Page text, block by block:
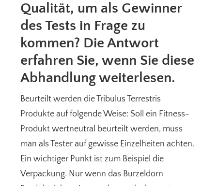
Qualität, um als Gewinner
des Tests in Frage zu
kommen? Die Antwort
erfahren Sie, wenn Sie diese
Abhandlung weiterlesen.
Beurteilt werden die Tribulus Terrestris
Produkte auf folgende Weise: Soll ein Fitness-
Produkt wertneutral beurteilt werden, muss
man als Tester auf gewisse Einzelheiten achten.
Ein wichtiger Punkt ist zum Beispiel die
Verpackung. Nur wenn das Burzeldorn